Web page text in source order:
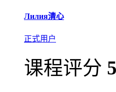
Лилия清心
正式用户
课程评分 5